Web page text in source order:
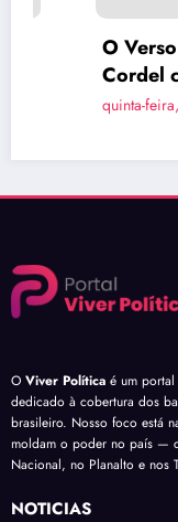
O Verso que
Cordel como
Política
quinta-feira, 26 de
O Viver Política é um
dedicado à cobertura dos
brasileiro. Nosso foco está
moldam o poder no país —
Nacional, no Planalto e nos
NOTÍCIAS